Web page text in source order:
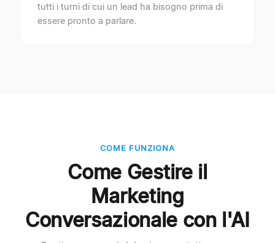
tutti i turni di cui un lead ha bisogno prima di
essere pronto a parlare.
COME FUNZIONA
Come Gestire il
Marketing
Conversazionale con l'AI